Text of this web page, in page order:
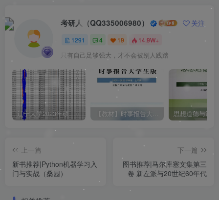
考研人（QQ335006980） 关注
1291 4 19 14.9W+
只有自己足够强大，才不会被别人践踏
辽宁大学2023年硕士研究生拟录取名单（所有学院均包含！！！图片仅供展示） 【教材】时事报告大学生版（形式与政策）2025-2026学年度 上学期（秋季）电子版pdf
上一篇
新书推荐|Python机器学习入
门与实战（桑园）
下一篇
图书推荐|马尔库塞文集第三
卷 新左派与20世纪60年代